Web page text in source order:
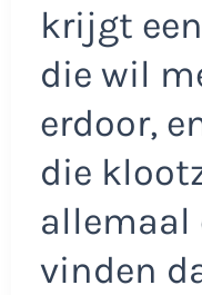
krijgt
die wil
erdoor,
die
allemaal
vinden